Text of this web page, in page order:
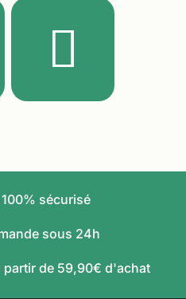
sécurisé
sous 24h
partir de 59,90€ d'achat